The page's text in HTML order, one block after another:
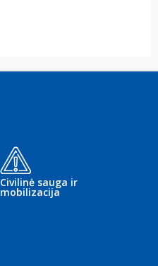
Civilinė sauga ir
mobilizacija